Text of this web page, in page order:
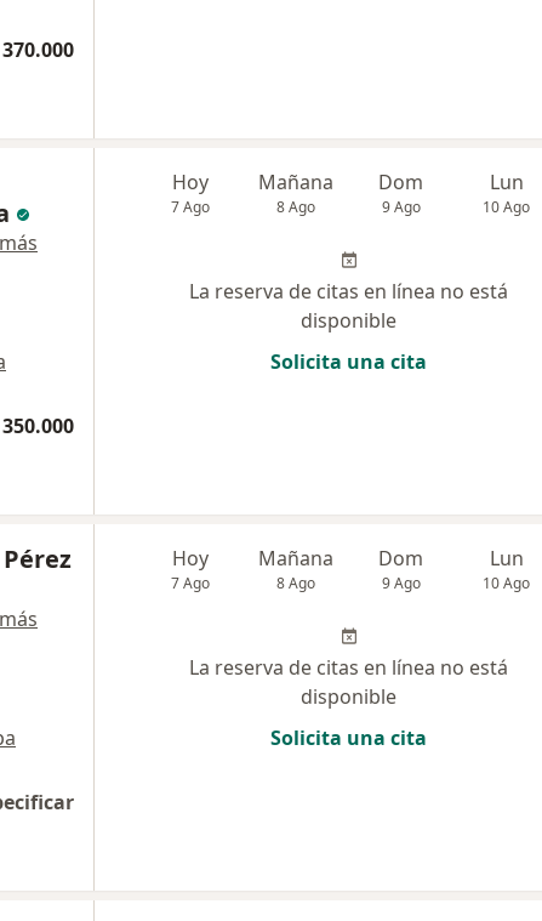
Hoy
7 Ago
Mañana
8 Ago
Dom
9 Ago
Lun
10 Ago
La reserva de citas en línea no está
disponible
Solicita una cita
Hoy
7 Ago
Mañana
8 Ago
Dom
9 Ago
Lun
10 Ago
La reserva de citas en línea no está
disponible
Solicita una cita